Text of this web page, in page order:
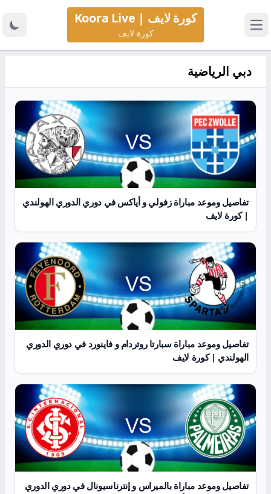
كورة لايف | Koora Live
كورة لايف
دبي الرياضية
تفاصيل وموعد مباراة زفولي و أياكس في دوري الدوري الهولندي
| كورة لايف
تفاصيل وموعد مباراة سبارتا روتردام و فاينورد في دوري الدوري
الهولندي | كورة لايف
تفاصيل وموعد مباراة بالميراس و إنترناسيونال في دوري الدوري